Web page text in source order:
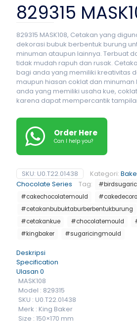
829315
829315 MASK108, Cetakan yang
dekorasi bubuk berbentuk burung
minuman ataupun lainnya. Terbuat
tidak mudah rapuh dan rusak.
bagi anda yang memiliki kreativitas
maupun hiasan coklat dan minuman
anda yang memiliki usaha kue,
karena dapat mempercantik
Order Here
Can I help you?
SKU: U0.T22.01438 Kategori:
Chocolate Series
Tag:
#cakechocolatemould
#cetakanbubuktaburberbentukburung
#cetakankue
#chocolatemould
#kingbaker
#sugaricingmould
Deskripsi
Specification
Ulasan 0
MASK108
Model : 829315
SKU : U0.T22.01438
Merk : King Baker
Size : 150×170 mm